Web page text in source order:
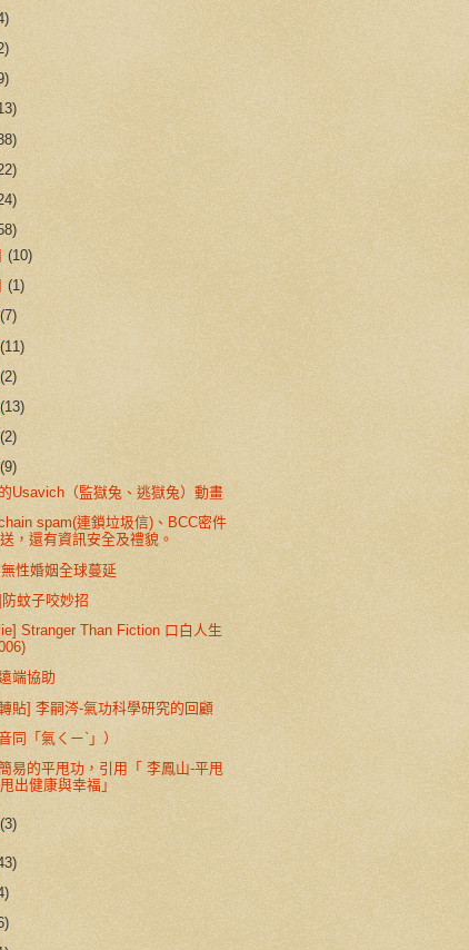
(10)
(1)
(7)
(11)
(2)
(13)
(2)
(9)
Usavich（監獄兔、逃獄兔）動畫
spam(連鎖垃圾信)、BCC密件
，還有資訊安全及禮貌。
性婚姻全球蔓延
蚊子咬妙招
Stranger Than Fiction 口白人生
端協助
貼] 李嗣涔-氣功科學研究的回顧
同「氣ㄑㄧˋ」）
易的平甩功，引用「 李鳳山-平甩
出健康與幸福」
(3)